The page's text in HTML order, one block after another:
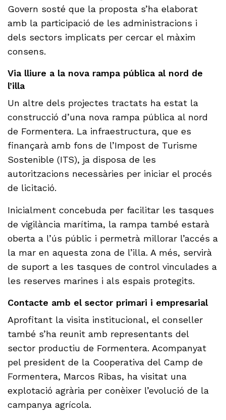
Govern sosté que la proposta s’ha elaborat
amb la participació de les administracions i
dels sectors implicats per cercar el màxim
consens.
Via lliure a la nova rampa pública al nord de
l’illa
Un altre dels projectes tractats ha estat la
construcció d’una nova rampa pública al nord
de Formentera. La infraestructura, que es
finançarà amb fons de l’Impost de Turisme
Sostenible (ITS), ja disposa de les
autoritzacions necessàries per iniciar el procés
de licitació.
Inicialment concebuda per facilitar les tasques
de vigilància marítima, la rampa també estarà
oberta a l’ús públic i permetrà millorar l’accés a
la mar en aquesta zona de l’illa. A més, servirà
de suport a les tasques de control vinculades a
les reserves marines i als espais protegits.
Contacte amb el sector primari i empresarial
Aprofitant la visita institucional, el conseller
també s’ha reunit amb representants del
sector productiu de Formentera. Acompanyat
pel president de la Cooperativa del Camp de
Formentera, Marcos Ribas, ha visitat una
explotació agrària per conèixer l’evolució de la
campanya agrícola.